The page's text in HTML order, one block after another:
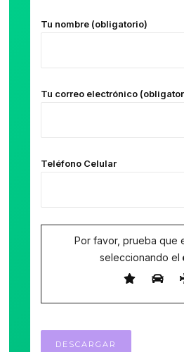
Tu nombre (obligatorio)
Tu correo electrónico
Teléfono Celular
Por favor, prueba que
seleccionando el